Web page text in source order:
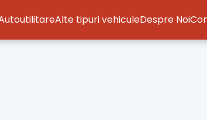
Alte tipuri vehiculeDespre Noi